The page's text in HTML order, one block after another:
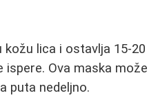
lica i ostavlja 15-20
Ova maska može
puta nedeljno.